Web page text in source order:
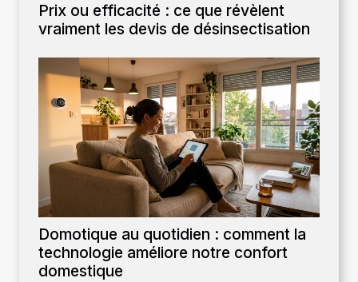
Prix ou efficacité : ce que révèlent
vraiment les devis de désinsectisation
Domotique au quotidien : comment la
technologie améliore notre confort
domestique